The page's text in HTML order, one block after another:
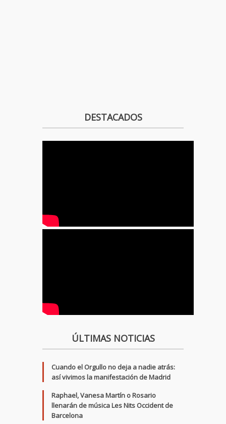
DESTACADOS
ÚLTIMAS NOTICIAS
Cuando el Orgullo no deja a nadie atrás:
así vivimos la manifestación de Madrid
Raphael, Vanesa Martín o Rosario
llenarán de música Les Nits Occident de
Barcelona